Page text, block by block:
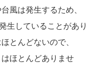
風は発生するため、
生していることがあり
とんどないので、
ほとんどありませ